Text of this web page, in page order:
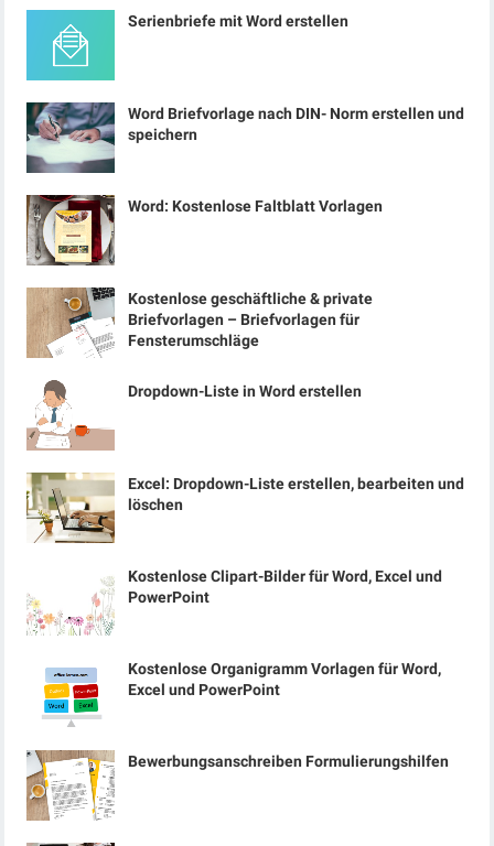
Serienbriefe mit Word erstellen
Word Briefvorlage nach DIN- Norm erstellen und
speichern
Word: Kostenlose Faltblatt Vorlagen
Kostenlose geschäftliche & private
Briefvorlagen – Briefvorlagen für
Fensterumschläge
Dropdown-Liste in Word erstellen
Excel: Dropdown-Liste erstellen, bearbeiten und
löschen
Kostenlose Clipart-Bilder für Word, Excel und
PowerPoint
Kostenlose Organigramm Vorlagen für Word,
Excel und PowerPoint
Bewerbungsanschreiben Formulierungshilfen